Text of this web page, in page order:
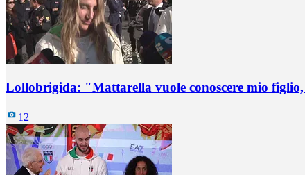
Lollobrigida: "Mattarella vuole conoscere mio
12